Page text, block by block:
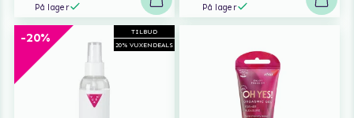
På lager På lager
TILBUD
20% VUXENDEALS
-20%